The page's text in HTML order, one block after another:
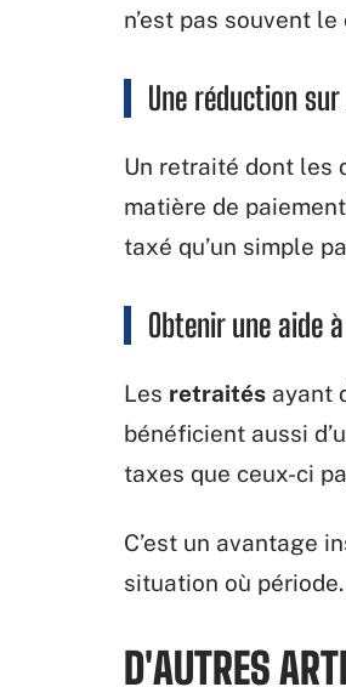
n’est pas souvent
Une réduction
Un retraité dont les
matière de
taxé qu’un simple
Obtenir une aide
Les retraités ayant
bénéficient aussi
taxes que ceux-ci
C’est un avantage
situation où période.
D'AUTRES